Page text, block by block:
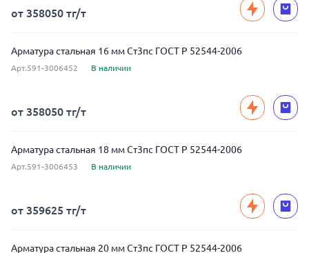
от 358050 тг/т
Арматура стальная 16 мм Ст3пс ГОСТ Р 52544-2006
Арт.591-3006452 В наличии
от 358050 тг/т
Арматура стальная 18 мм Ст3пс ГОСТ Р 52544-2006
Арт.591-3006453 В наличии
от 359625 тг/т
Арматура стальная 20 мм Ст3пс ГОСТ Р 52544-2006